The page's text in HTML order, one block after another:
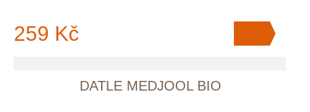
259 Kč
V košíku máteks .
DATLE MEDJOOL BIO